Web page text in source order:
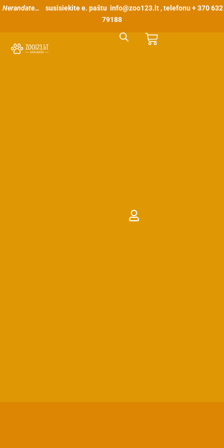
Pereiti
Nerandate… susisiekite e. paštu info@zoo123.lt , telefonu + 370 632
79188
Cart